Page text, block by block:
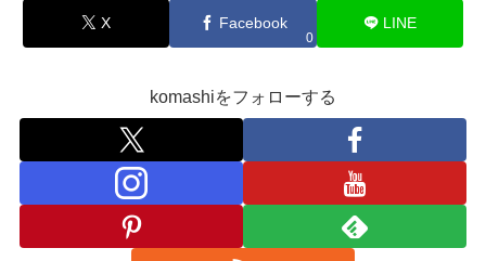
X Facebook
0
LINE
komashiをフォローする